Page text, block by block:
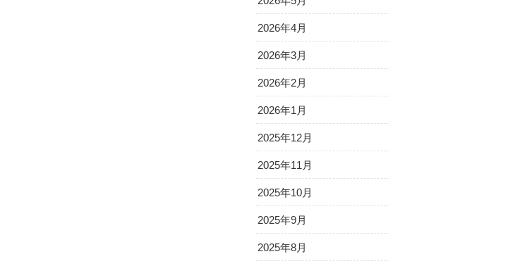
2026年4月
2026年3月
2026年2月
2026年1月
2025年12月
2025年11月
2025年10月
2025年9月
2025年8月